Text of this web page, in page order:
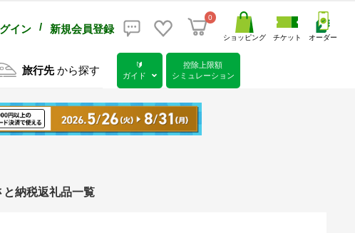
イン / 新規会員登録
0
ショッピング チケット オーダー
旅行先 から探す
🔰
ガイド
控除上限額
シミュレーション
納税返礼品一覧